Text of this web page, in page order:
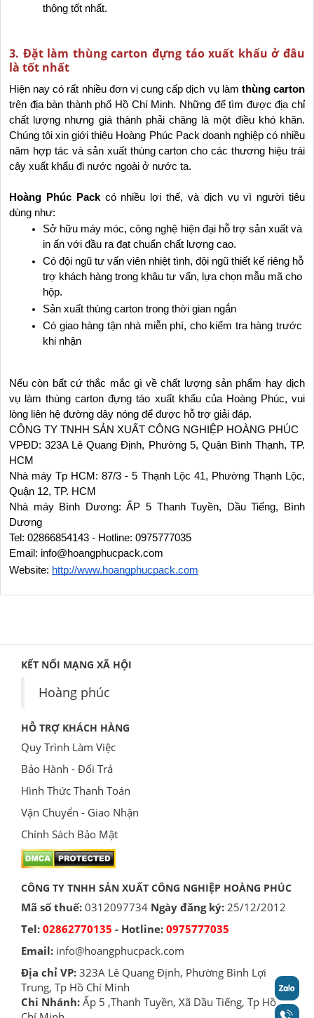
thông tốt nhất.
3. Đặt làm thùng carton đựng táo xuất khẩu ở đâu
là tốt nhất
Hiện nay có rất nhiều đơn vị cung cấp dịch vụ làm thùng carton
trên địa bàn thành phố Hồ Chí Minh. Những để tìm được địa chỉ
chất lượng nhưng giá thành phải chăng là một điều khó khăn.
Chúng tôi xin giới thiệu Hoàng Phúc Pack doanh nghiệp có nhiều
năm hợp tác và sản xuất thùng carton cho các thương hiệu trái
cây xuất khẩu đi nước ngoài ở nước ta.
Hoàng Phúc Pack có nhiều lợi thế, và dịch vụ vì người tiêu
dùng như:
Sở hữu máy móc, công nghệ hiện đại hỗ trợ sản xuất và
in ấn với đầu ra đạt chuẩn chất lượng cao.
Có đội ngũ tư vấn viên nhiệt tình, đội ngũ thiết kế riêng hỗ
trợ khách hàng trong khâu tư vấn, lựa chọn mẫu mã cho
hộp.
Sản xuất thùng carton trong thời gian ngắn
Có giao hàng tận nhà miễn phí, cho kiểm tra hàng trước
khi nhận
Nếu còn bất cứ thắc mắc gì về chất lượng sản phẩm hay dịch
vụ làm thùng carton đựng táo xuất khẩu của Hoàng Phúc, vui
lòng liên hệ đường dây nóng để được hỗ trợ giải đáp.
CÔNG TY TNHH SẢN XUẤT CÔNG NGHIỆP HOÀNG PHÚC
VPĐD: 323A Lê Quang Định, Phường 5, Quận Bình Thạnh, TP.
HCM
Nhà máy Tp HCM: 87/3 - 5 Thạnh Lộc 41, Phường Thạnh Lộc,
Quận 12, TP. HCM
Nhà máy Bình Dương: ẤP 5 Thanh Tuyền, Dầu Tiếng, Bình
Dương
Tel: 02866854143 - Hotline: 0975777035
Email: info@hoangphucpack.com
Website: http://www.hoangphucpack.com
KẾT NỐI MẠNG XÃ HỘI
Hoàng phúc
HỖ TRỢ KHÁCH HÀNG
Quy Trình Làm Việc
Bảo Hành - Đổi Trả
Hình Thức Thanh Toán
Vận Chuyển - Giao Nhận
Chính Sách Bảo Mật
CÔNG TY TNHH SẢN XUẤT CÔNG NGHIỆP HOÀNG PHÚC
Mã số thuế: 0312097734 Ngày đăng ký: 25/12/2012
Tel: 02862770135 - Hotline: 0975777035
Email: info@hoangphucpack.com
Địa chỉ VP: 323A Lê Quang Định, Phường Bình Lợi
Trung, Tp Hồ Chí Minh
Chi Nhánh: Ấp 5 ,Thanh Tuyền, Xã Dầu Tiếng, Tp Hồ